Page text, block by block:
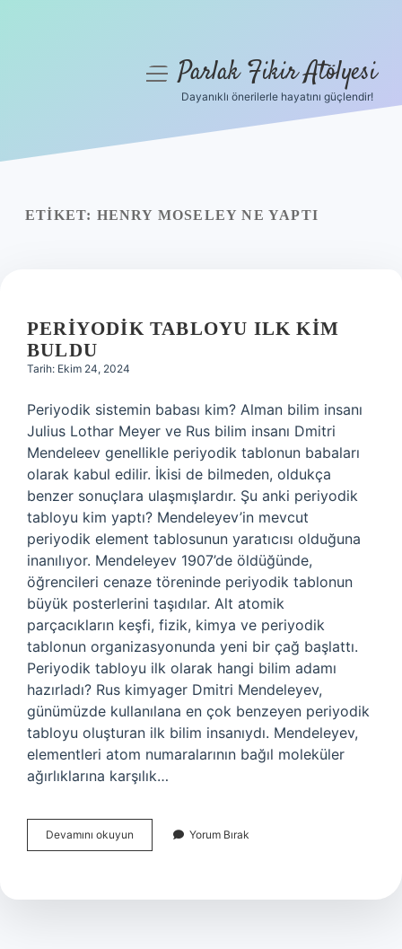
Yasal Uyarı
menüyüParlak Fikir Atölyesi
Dayanıklı önerilerle hayatını güçlendir!
ETIKET: HENRY MOSELEY NE YAPTI
PERIYODIK TABLOYU ILK KIM
BULDU
Tarih: Ekim 24, 2024
Periyodik sistemin babası kim? Alman bilim insanı
Julius Lothar Meyer ve Rus bilim insanı Dmitri
Mendeleev genellikle periyodik tablonun babaları
olarak kabul edilir. İkisi de bilmeden, oldukça
benzer sonuçlara ulaşmışlardır. Şu anki periyodik
tabloyu kim yaptı? Mendeleyev’in mevcut
periyodik element tablosunun yaratıcısı olduğuna
inanılıyor. Mendeleyev 1907’de öldüğünde,
öğrencileri cenaze töreninde periyodik tablonun
büyük posterlerini taşıdılar. Alt atomik
parçacıkların keşfi, fizik, kimya ve periyodik
tablonun organizasyonunda yeni bir çağ başlattı.
Periyodik tabloyu ilk olarak hangi bilim adamı
hazırladı? Rus kimyager Dmitri Mendeleyev,
günümüzde kullanılana en çok benzeyen periyodik
tabloyu oluşturan ilk bilim insanıydı. Mendeleyev,
elementleri atom numaralarının bağıl moleküler
ağırlıklarına karşılık…
Devamını okuyun Periyodik
Tabloyu
Buldu
Yorum Bırak